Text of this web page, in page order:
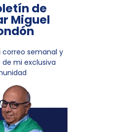
de
Miguel
semanal y
mi exclusiva